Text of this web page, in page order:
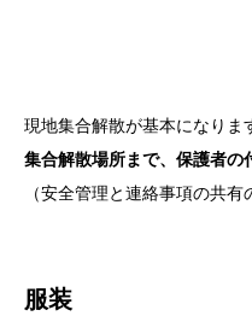
現地集合解散が基本になりま
集合解散場所まで、保護者の
（安全管理と連絡事項の共有
服装